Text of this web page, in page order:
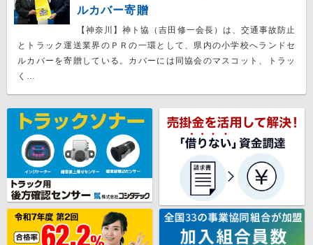
ルカバー寄贈
【神奈川】神ト協（吉田修一会長）は、交通事故防止
とトラック運送業界のＰＲの一環として、県内の小学校へランドセ
ルカバーを寄贈している。カバーには同協会のマスコット、トラッ
く…